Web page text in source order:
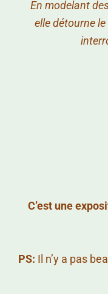
En modelant
elle détourne
C’est une
PS: Il n’y a pas